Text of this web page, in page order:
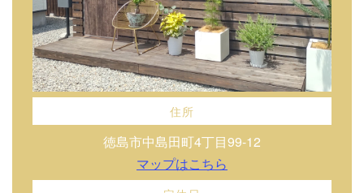
住所
徳島市中島田町4丁目99-12
マップはこちら